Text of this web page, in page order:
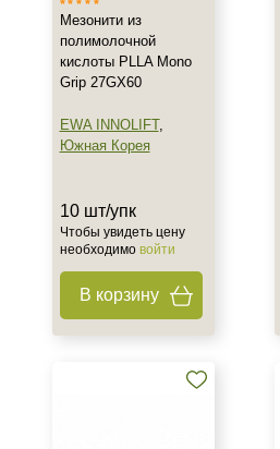
Мезонити
Действие
Укрепление
Морщины
Потеря эластичности
Птоз
Результат
Мезонити из
полимолочной
кислоты PLLA Mono
Grip 27GX60
EWA INNOLIFT,
Южная Корея
10 шт/упк
Чтобы увидеть цену
необходимо войти
В корзину